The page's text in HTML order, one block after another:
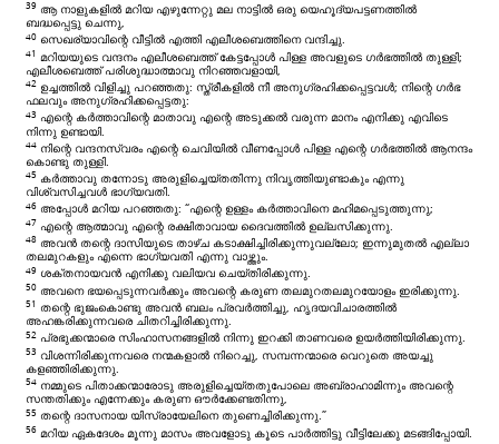
39 ആ നാളുകളിൽ മറിയ എഴുന്നേറ്റു മല നാട്ടിൽ ഒരു യെഹൂദ്യപട്ടണത്തിൽ
ബദ്ധപ്പെട്ടു ചെന്നു,
40 സെഖര്യാവിന്റെ വീട്ടിൽ എത്തി എലീശബെത്തിനെ വന്ദിച്ചു.
41 മറിയയുടെ വന്ദനം എലീശബെത്ത് കേട്ടപ്പോൾ പിള്ള അവളുടെ ഗർഭത്തിൽ തുള്ളി;
എലീശബെത്ത് പരിശുദ്ധാത്മാവു നിറഞ്ഞവളായി,
42 ഉച്ചത്തിൽ വിളിച്ചു പറഞ്ഞതു: സ്ത്രീകളിൽ നീ അനുഗ്രഹിക്കപ്പെട്ടവൾ; നിന്റെ ഗർഭ
ഫലവും അനുഗ്രഹിക്കപ്പെട്ടതു:
43 എന്റെ കർത്താവിന്റെ മാതാവു എന്റെ അടുക്കൽ വരുന്ന മാനം എനിക്കു എവിടെ
നിന്നു ഉണ്ടായി.
44 നിന്റെ വന്ദനസ്വരം എന്റെ ചെവിയിൽ വീണപ്പോൾ പിള്ള എന്റെ ഗർഭത്തിൽ ആനന്ദം
കൊണ്ടു തുള്ളി.
45 കർത്താവു തന്നോടു അരുളിച്ചെയ്തതിന്നു നിവൃത്തിയുണ്ടാകും എന്നു
വിശ്വസിച്ചവൾ ഭാഗ്യവതി.
46 അപ്പോൾ മറിയ പറഞ്ഞതു: “എന്റെ ഉള്ളം കർത്താവിനെ മഹിമപ്പെടുത്തുന്നു;
47 എന്റെ ആത്മാവു എന്റെ രക്ഷിതാവായ ദൈവത്തിൽ ഉല്ലസിക്കുന്നു.
48 അവൻ തന്റെ ദാസിയുടെ താഴ്ച കടാക്ഷിച്ചിരിക്കുന്നുവല്ലോ; ഇന്നുമുതൽ എല്ലാ
തലമുറകളും എന്നെ ഭാഗ്യവതി എന്നു വാഴ്ത്തും.
49 ശക്തനായവൻ എനിക്കു വലിയവ ചെയ്തിരിക്കുന്നു.
50 അവനെ ഭയപ്പെടുന്നവർക്കും അവന്റെ കരുണ തലമുറതലമുറയോളം ഇരിക്കുന്നു.
51 തന്റെ ഭുജംകൊണ്ടു അവൻ ബലം പ്രവർത്തിച്ചു, ഹൃദയവിചാരത്തിൽ
അഹങ്കരിക്കുന്നവരെ ചിതറിച്ചിരിക്കുന്നു.
52 പ്രഭുക്കന്മാരെ സിംഹാസനങ്ങളിൽ നിന്നു ഇറക്കി താണവരെ ഉയർത്തിയിരിക്കുന്നു.
53 വിശന്നിരിക്കുന്നവരെ നന്മകളാൽ നിറെച്ചു, സമ്പന്നന്മാരെ വെറുതെ അയച്ചു
കളഞ്ഞിരിക്കുന്നു.
54 നമ്മുടെ പിതാക്കന്മാരോടു അരുളിച്ചെയ്തതുപോലെ അബ്രാഹാമിന്നും അവന്റെ
സന്തതിക്കും എന്നേക്കും കരുണ ഔർക്കേണ്ടതിന്നു,
55 തന്റെ ദാസനായ യിസ്രായേലിനെ തുണെച്ചിരിക്കുന്നു.”
56 മറിയ ഏകദേശം മൂന്നു മാസം അവളോടു കൂടെ പാർത്തിട്ടു വീട്ടിലേക്കു മടങ്ങിപ്പോയി.